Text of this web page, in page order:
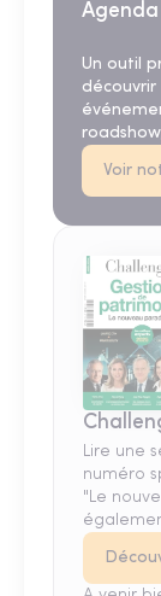
Agenda
Un outil
découvrir
Voir
Lire une
numéro
"Le